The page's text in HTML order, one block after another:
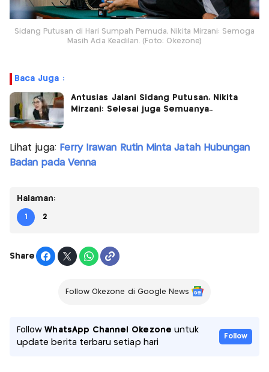
Sidang Putusan di Hari Sumpah Pemuda, Nikita Mirzani: Semoga
Masih Ada Keadilan. (Foto: Okezone)
Baca Juga :
Antusias Jalani Sidang Putusan, Nikita
Mirzani: Selesai juga Semuanya..
Lihat juga: Ferry Irawan Rutin Minta Jatah Hubungan
Badan pada Venna
Halaman:
1 2
Share
Follow Okezone di Google News
FollowWhatsApp Channel Okezone untuk
update berita terbaru setiap hari
Follow